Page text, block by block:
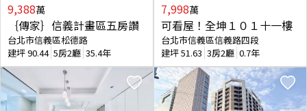
9,388萬
｛傳家｝信義計畫區五房讚
台北市信義區松德路
建坪90.44 5房2廳 35.4年
7,998萬
可看屋！全坤１０１十一樓
台北市信義區信義路四段
建坪51.63 3房2廳 0.7年